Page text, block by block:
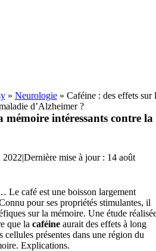
» Neurologie» Caféine : des effets sur
d’Alzheimer ?
mémoire intéressants contre la
2022|Dernière mise à jour : 14 août
Le café est une boisson largement
pour ses propriétés stimulantes, il
sur la mémoire. Une étude
que la caféineaurait des effets à long
présentes dans une région du
Explications.